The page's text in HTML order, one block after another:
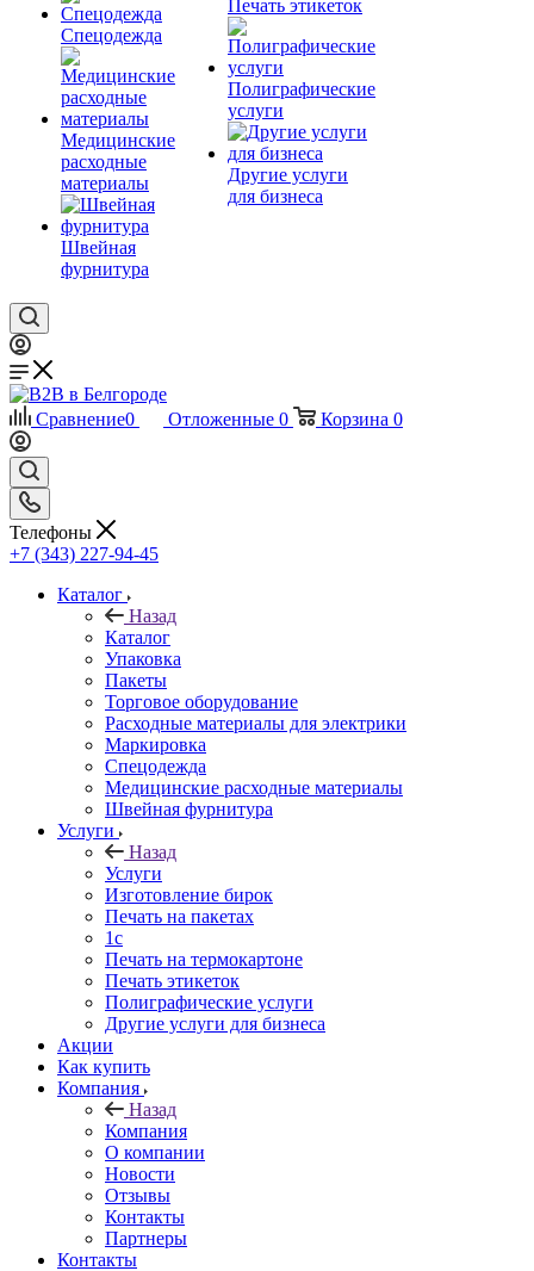
Спецодежда
Медицинские
расходные
материалы
Швейная
фурнитура
Печать этикеток
Полиграфические
услуги
Другие услуги
для бизнеса
Сравнение0 Отложенные 0 Корзина 0
Телефоны
+7 (343) 227-94-45
Каталог
Назад
Каталог
Упаковка
Пакеты
Торговое оборудование
Расходные материалы для электрики
Маркировка
Спецодежда
Медицинские расходные материалы
Швейная фурнитура
Услуги
Назад
Услуги
Изготовление бирок
Печать на пакетах
1c
Печать на термокартоне
Печать этикеток
Полиграфические услуги
Другие услуги для бизнеса
Акции
Как купить
Компания
Назад
Компания
О компании
Новости
Отзывы
Контакты
Партнеры
Контакты